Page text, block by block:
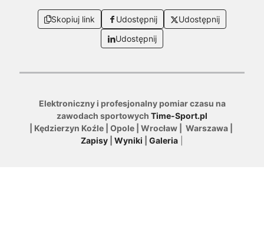
Skopiuj link Udostępnij
Udostępnij
Udostępnij
Elektroniczny i profesjonalny pomiar czasu na
zawodach sportowych Time-Sport.pl
| Kędzierzyn Koźle | Opole | Wrocław | Warszawa |
Zapisy
Wyniki Galeria